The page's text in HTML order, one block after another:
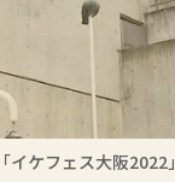
「イケフェス大阪2022」